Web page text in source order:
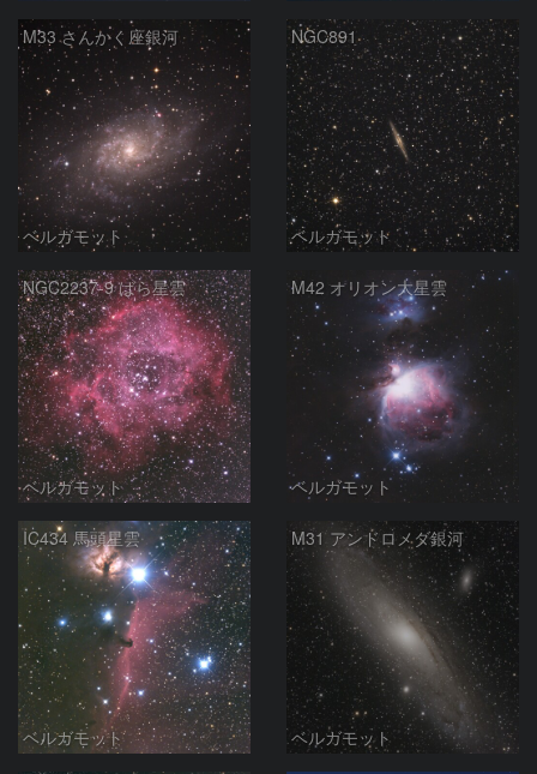
M33 さんかく座銀河
ベルガモット
NGC891
ベルガモット
NGC2237-9 ばら星雲
ベルガモット
M42 オリオン大星雲
ベルガモット
IC434 馬頭星雲
ベルガモット
M31 アンドロメダ銀河
ベルガモット